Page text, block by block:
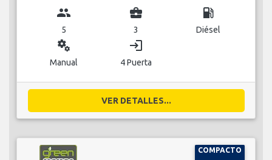
group
5
business_center
3
local_gas_station
Diésel
miscellaneous_services
Manual
login
4 Puerta
VER DETALLES...
COMPACTO